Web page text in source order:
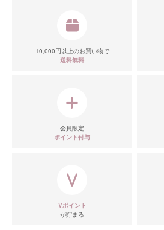
10,000円以上のお買い物で
送料無料
会員限定
ポイント付与
Vポイント
が貯まる